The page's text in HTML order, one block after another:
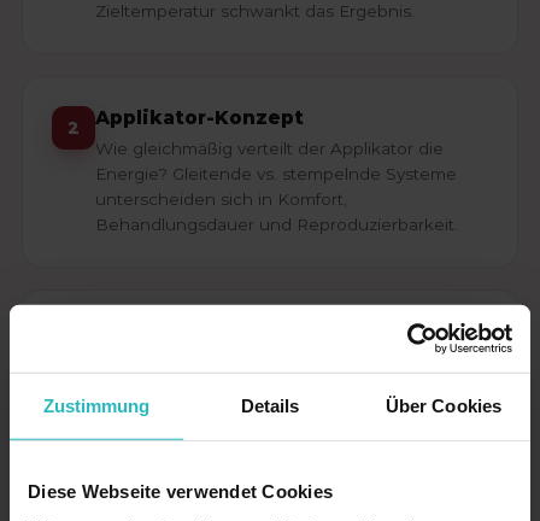
Zustimmung Details Über Cookies
Diese Webseite verwendet Cookies
Zieltemperatur schwankt das Ergebnis.
2 Applikator-Konzept
Wie gleichmäßig verteilt der Applikator die
Energie? Gleitende vs. stempelnde Systeme
unterscheiden sich in Komfort,
Behandlungsdauer und Reproduzierbarkeit.
entscheidend für Verträglichkeit ohne
Betäubung.